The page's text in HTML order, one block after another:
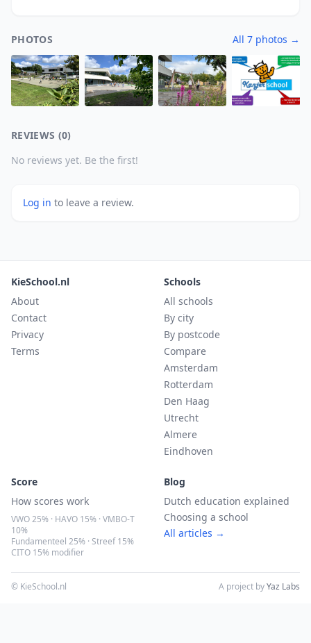
PHOTOS All 7 photos →
REVIEWS (0)
No reviews yet. Be the first!
Log in to leave a review.
KieSchool.nl
About
Contact
Privacy
Terms
Schools
All schools
By city
By postcode
Compare
Amsterdam
Rotterdam
Den Haag
Utrecht
Almere
Eindhoven
Score
How scores work
VWO 25% · HAVO 15% · VMBO-T
10%
Fundamenteel 25% · Streef 15%
CITO 15% modifier
Blog
Dutch education explained
Choosing a school
All articles →
© KieSchool.nl A project byYaz Labs